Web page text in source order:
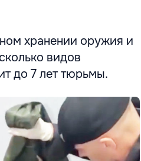
хранении оружия и
видов
до 7 лет тюрьмы.